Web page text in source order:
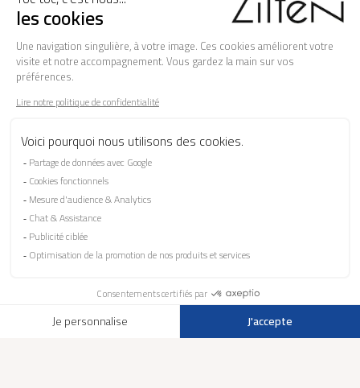
NOS PORTES D'ENTREE
LA MARQUE
BESOIN D'AIDE ?
Les garanties
Le SAV
Besoin d'informations ? Nos conseillers
sont à votre écoute.
SUIVEZ-NOUS SUR LES RÉSEAUX SOCIAUX !